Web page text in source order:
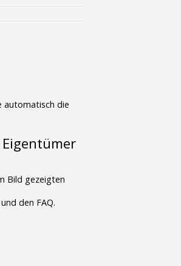
automatisch die
Bild gezeigten
den FAQ.